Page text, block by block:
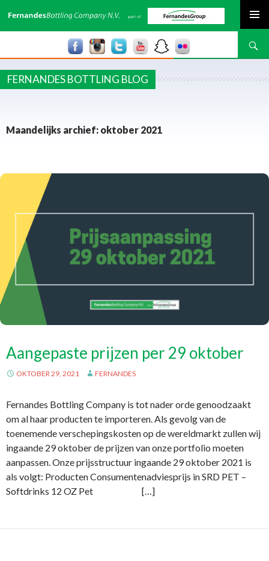
Zoeken
FERNANDES BOTTLING BLOG
Maandelijks archief: oktober 2021
Aangepaste prijzen per 29 oktober
OKTOBER 29, 2021 FERNANDES
Fernandes Bottling Company is tot nader orde genoodzaakt
om al haar producten te importeren. Als gevolg van de
toenemende verschepingskosten op de wereldmarkt zullen wij
ingaande 29 oktober de prijzen van onze portfolio moeten
aanpassen. Onze prijsstructuur ingaande 29 oktober 2021 is
als volgt: Producten Consumentenadviesprijs in SRD PET –
Softdrinks 12 OZ Pet […]